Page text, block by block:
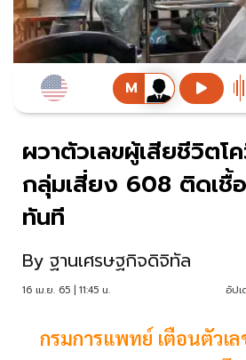
ผวาตัวเลขผู้เสียชีวิตโ
กลุ่มเสี่ยง 608 ติดเ
ทันที
By ฐานเศรษฐกิจดิจิทัล
16 เม.ย. 65 | 11:45 น. อัป
กรมการแพทย์ เตือนตัวเ